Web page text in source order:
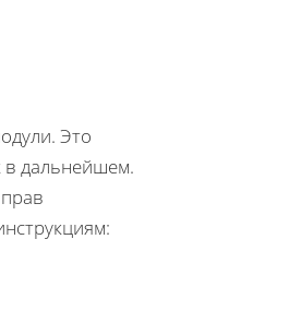
Это
в дальнейшем.